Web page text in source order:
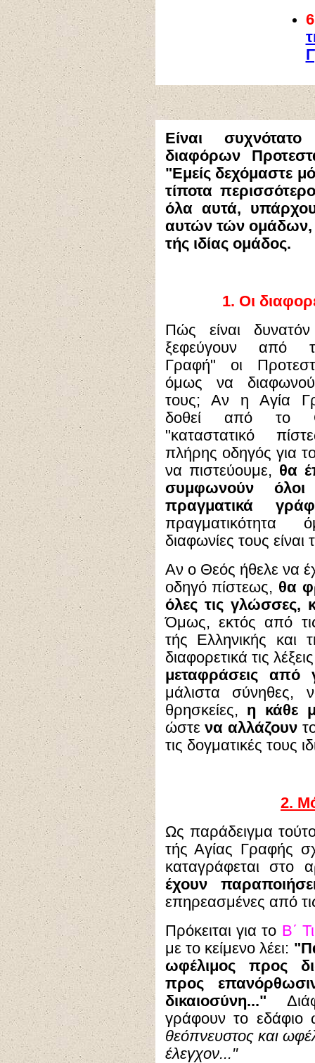
Είναι
διαφόρων
"Εμείς δεχόμαστε
τίποτα
όλα αυτά,
αυτών τών ομάδων,
τής ιδίας ομάδος.
1. Οι
Πώς είναι
ξεφεύγουν από
Γραφή" οι
όμως να
τους; Αν η Αγία
δοθεί από το
"καταστατικό
πλήρης οδηγός για
να πιστεύουμε, θα
συμφωνούν
πραγματικά
πραγματικότητα
διαφωνίες τους είναι
Αν ο Θεός ήθελε να
οδηγό πίστεως, θα
όλες τις γλώσσες,
Όμως, εκτός από
τής Ελληνικής και
διαφορετικά τις
μεταφράσεις
μάλιστα σύνηθες,
θρησκείες, η κάθε
ώστενα αλλάζουν
τις δογματικές τους
2.
Ως παράδειγμα
τής Αγίας Γραφής
καταγράφεται στο
έχουν
επηρεασμένες από
Πρόκειται για το Β΄
με το κείμενο λέει:
ωφέλιμος προς
προς
δικαιοσύνη..."
γράφουν το
θεόπνευστος και
έλεγχον..."